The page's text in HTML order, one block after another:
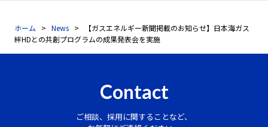
ホーム News
【ガスエネルギー新聞掲載のお知らせ】日本海ガス
絆HDとの共創プログラムの成果発表会を実施
Contact
ご相談、採用に関することなど、